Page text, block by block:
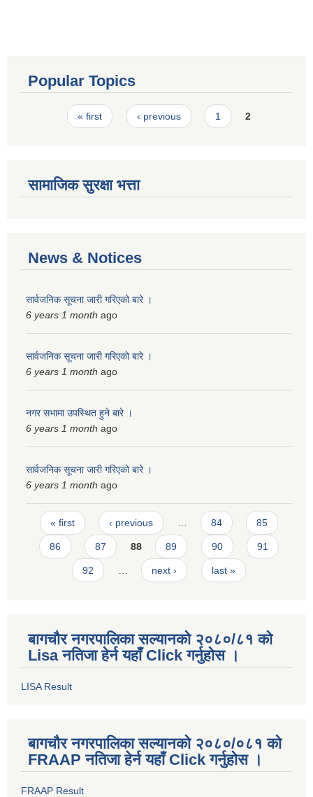
Popular Topics
Pages« first ‹ previous 1 2
सामाजिक सुरक्षा भत्ता
News & Notices
सार्वजनिक सूचना जारी गरिएको बारे ।
6 years 1 month ago
सार्वजनिक सूचना जारी गरिएको बारे ।
6 years 1 month ago
नगर सभामा उपस्थित हुने बारे ।
6 years 1 month ago
सार्वजनिक सूचना जारी गरिएको बारे ।
6 years 1 month ago
Pages
« first ‹ previous … 84 85
86 87 88 89 90 91
92 … next › last »
बागचौर नगरपालिका सल्यानको २०८०/८१ को
Lisa नतिजा हेर्न यहाँ Click गर्नुहोस ।
LISA Result
बागचौर नगरपालिका सल्यानको २०८०/०८१ को
FRAAP नतिजा हेर्न यहाँ Click गर्नुहोस ।
FRAAP Result